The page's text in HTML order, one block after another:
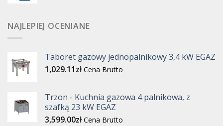
NAJLEPIEJ OCENIANE
Taboret gazowy jednopalnikowy 3,4 kW EGAZ
1,029.11zł Cena Brutto
Trzon - Kuchnia gazowa 4 palnikowa, z
szafką 23 kW EGAZ
3,599.00zł Cena Brutto